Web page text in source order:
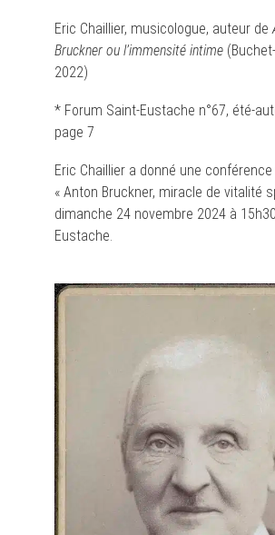
Eric Chaillier, musicologue, auteur de
Bruckner ou l’immensité intime
2022)
* Forum Saint-Eustache n°67, été-
page 7
Eric Chaillier a donné une
« Anton Bruckner, miracle de vitalité
dimanche 24 novembre 2024 à
Eustache.